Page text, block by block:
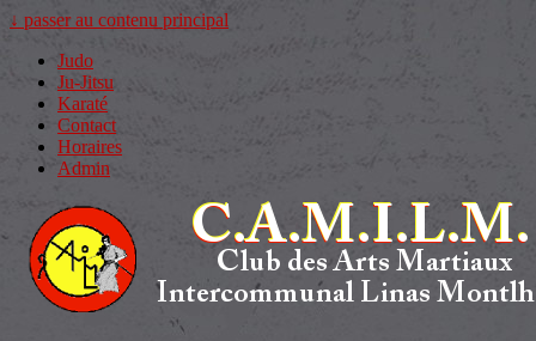
↓ passer au contenu principal
Judo
Ju-Jitsu
Karaté
Contact
Horaires
Admin